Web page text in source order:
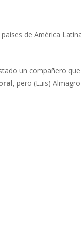
de América
un compañero
, pero (Luis)